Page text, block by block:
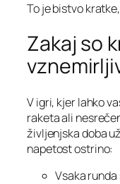
To je bistvo
Zakaj so
V igri, kjer lahko
raketa ali
življenjska doba
napetost ostrino:
Vsaka